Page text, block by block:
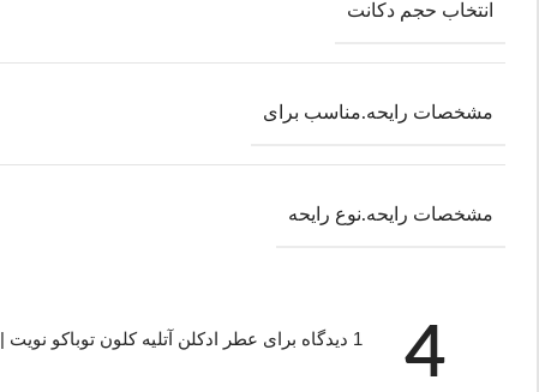
انتخاب حجم دکانت
مشخصات رایحه.مناسب برای
مشخصات رایحه.نوع رایحه
4 1 دیدگاه برای عطر ادکلن آتلیه کلون توباکو نویت | Atelier Cologne Tobacco Nuit